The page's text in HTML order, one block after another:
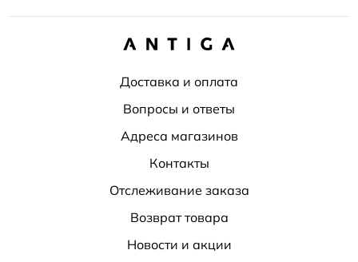
Доставка и оплата
Вопросы и ответы
Адреса магазинов
Контакты
Отслеживание заказа
Возврат товара
Новости и акции